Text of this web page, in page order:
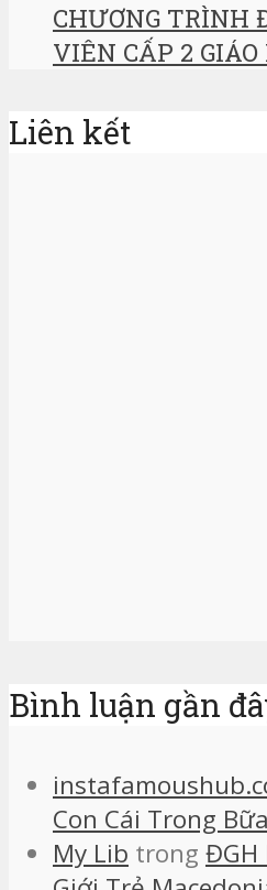
CHƯƠNG TRÌNH
VIÊN CẤP 2
Liên kết
Bình luận gần
Con Cái Trong
My Lib trong ĐGH